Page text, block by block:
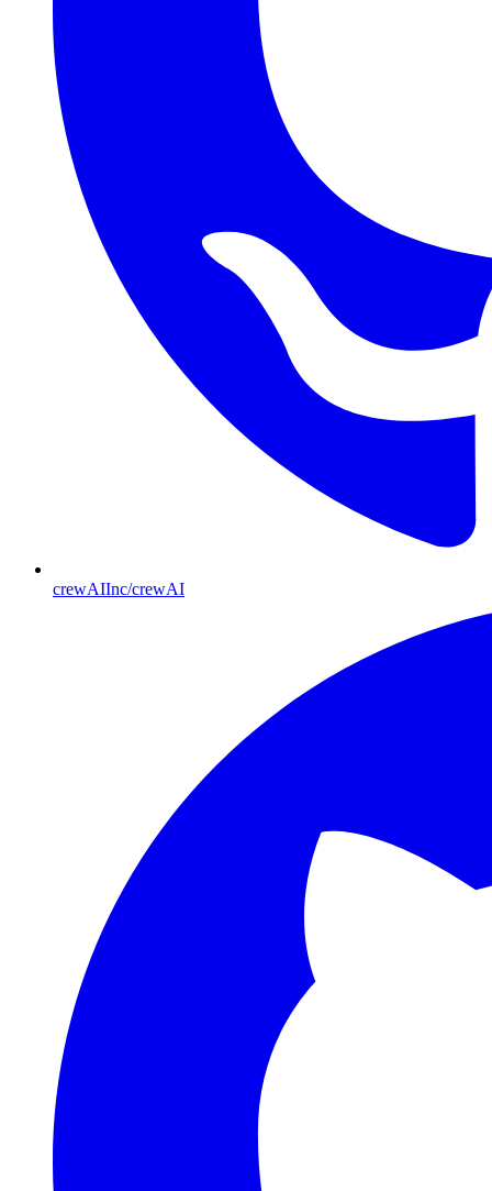
crewAIInc/crewAI